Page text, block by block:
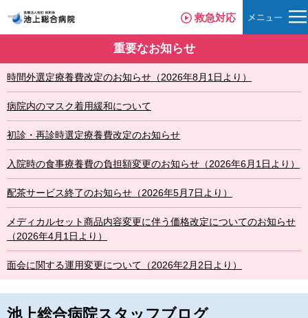
救急対応
重要なお知らせ
時間外選定療養費改定のお知らせ（2026年8月1日より）
病院内のマスク着用緩和について
初診・再診時選定療養費改定のお知らせ
入院時の食事療養費の負担額変更のお知らせ（2026年6月1日より）
配茶サービス終了のお知らせ（2026年5月7日より）
メディカルセット商品内容変更に伴う価格改定についてのお知らせ
（2026年4月1日より）
面会に関する運用変更について（2026年2月2日より）
池上総合病院スタッフブログ